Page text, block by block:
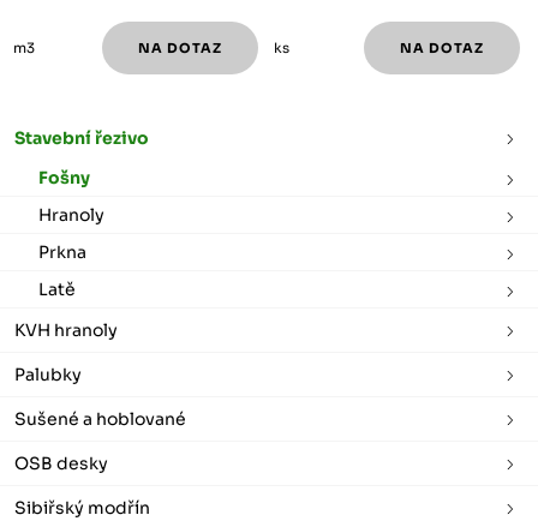
m3 ks
Stavební řezivo
Fošny
Hranoly
Prkna
Latě
KVH hranoly
Palubky
Sušené a hoblované
OSB desky
Sibiřský modřín